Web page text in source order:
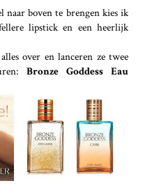
naar boven te brengen kies ik
lipstick en een heerlijk
alles over en lanceren ze twee
Bronze Goddess Eau